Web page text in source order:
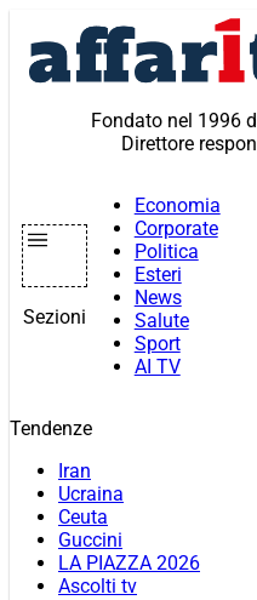
contenuto
Fondato nel 1996
Direttore
Sezioni
Economia
Corporate
Politica
Esteri
News
Salute
Sport
AI TV
Tendenze
Iran
Ucraina
Ceuta
Guccini
LA PIAZZA 2026
Ascolti tv